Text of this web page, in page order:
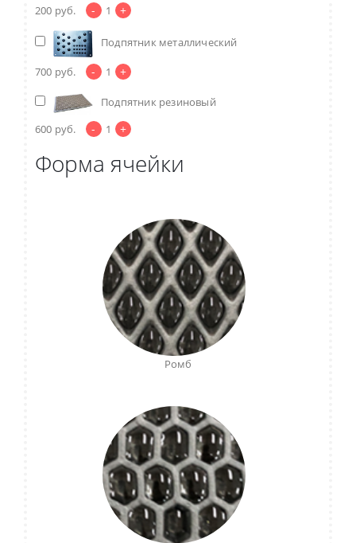
200 руб. - 1 +
Подпятник металлический
700 руб. - 1 +
Подпятник резиновый
600 руб. - 1 +
Форма ячейки
Ромб